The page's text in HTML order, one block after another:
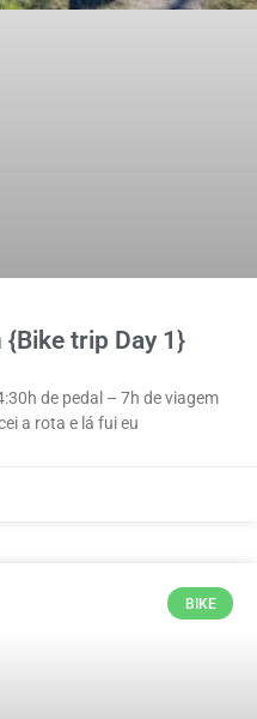
trip Day 1}
de pedal – 7h de viagem
a rota e lá fui eu
BIKE